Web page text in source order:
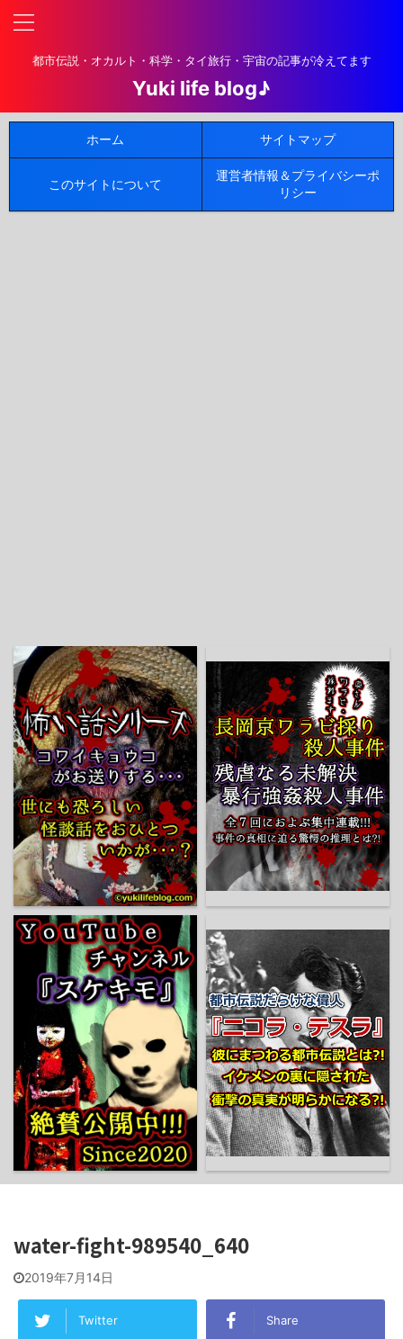
都市伝説・オカルト・科学・タイ旅行・宇宙の記事が冷えてます
Yuki life blog♪
ホーム サイトマップ
このサイトについて
運営者情報＆プライバシーポ
リシー
water-fight-989540_640
2019年7月14日
Twitter Share